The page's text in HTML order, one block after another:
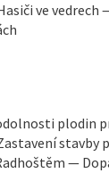
ve vedrech
plodin
stavby
—